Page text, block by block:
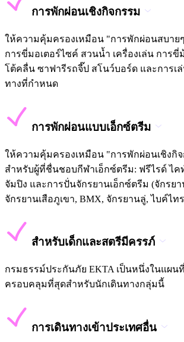
การพักผ่อนเชิงกิจกรรม
ให้ความคุ้มครองเหมือน "การพักผ่อนสบาย
การขี่มอเตอร์ไซค์ สวนน้ำ เครื่องเล่น การขี่
โต้คลื่น ซาฟารีรถจี๊ป สโนว์บอร์ด และการเ
ทางที่กำหนด
การพักผ่อนแบบเอ็กซ์ตรีม
ให้ความคุ้มครองเหมือน "การพักผ่อนเชิงกิจ
สำหรับผู้ที่ชื่นชอบกีฬาเอ็กซ์ตรีม: ฟรีไรด์ ไค
จัมปิง และการปั่นจักรยานเอ็กซ์ตรีม (จักรยา
จักรยานเสือภูเขา, BMX, จักรยานลู่, ไบค์ไท
สำหรับเด็กและสตรีมีครรภ์
กรมธรรม์ประกันภัย EKTA เป็นหนึ่งในแผน
ครอบคลุมที่สุดสำหรับนักเดินทางกลุ่มนี้
การเดินทางเข้าประเทศอื่น